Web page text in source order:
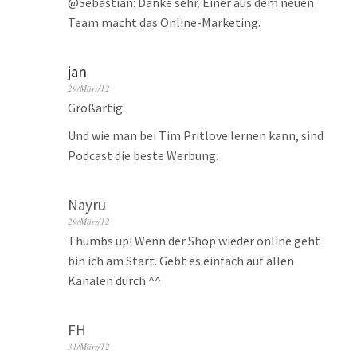
Team macht das Online-Marketing.
jan
29/März/12
Großartig.
Und wie man bei Tim Pritlove lernen kann, sind
Podcast die beste Werbung.
Nayru
29/März/12
Thumbs up! Wenn der Shop wieder online geht
bin ich am Start. Gebt es einfach auf allen
Kanälen durch ^^
FH
31/März/12